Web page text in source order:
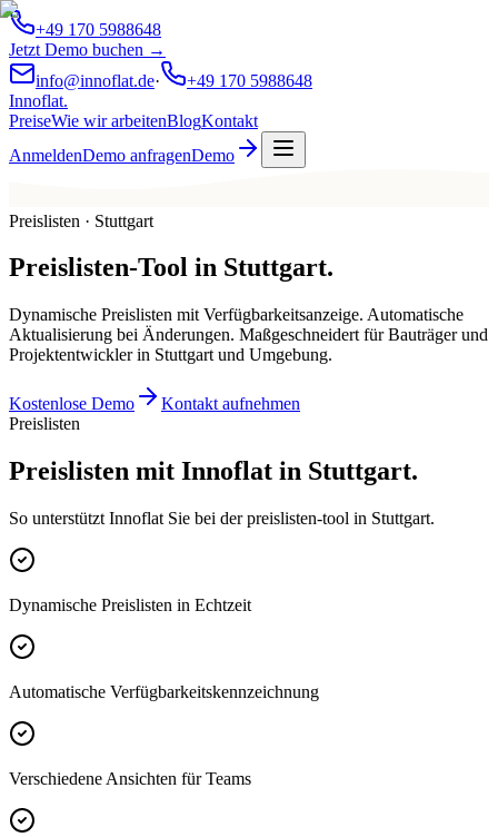
+49 170 5988648
Jetzt Demo buchen →
info@innoflat.de·
+49 170 5988648
Innoflat.
PreiseWie wir arbeitenBlogKontakt
AnmeldenDemo anfragenDemo
Preislisten · Stuttgart
Preislisten-Tool in Stuttgart.
Dynamische Preislisten mit Verfügbarkeitsanzeige. Automatische
Aktualisierung bei Änderungen. Maßgeschneidert für Bauträger und
Projektentwickler in Stuttgart und Umgebung.
Kostenlose Demo
Kontakt aufnehmen
Preislisten
Preislisten mit Innoflat in Stuttgart.
So unterstützt Innoflat Sie bei der preislisten-tool in Stuttgart.
Dynamische Preislisten in Echtzeit
Automatische Verfügbarkeitskennzeichnung
Verschiedene Ansichten für Teams